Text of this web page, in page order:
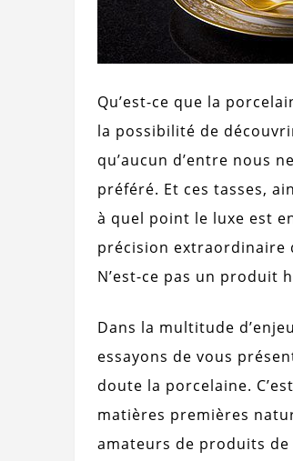
Qu’est-ce que la
la possibilité de
qu’aucun d’entre nous
préféré. Et ces tasses,
à quel point le luxe est
précision extraordinaire
N’est-ce pas un produit
Dans la multitude
essayons de vous
doute la porcelaine.
matières premières
amateurs de produits